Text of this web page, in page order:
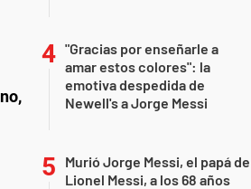
"Gracias por enseñarle a
amar estos colores": la
emotiva despedida de
Newell's a Jorge Messi
Murió Jorge Messi, el papá de
Lionel Messi, a los 68 años